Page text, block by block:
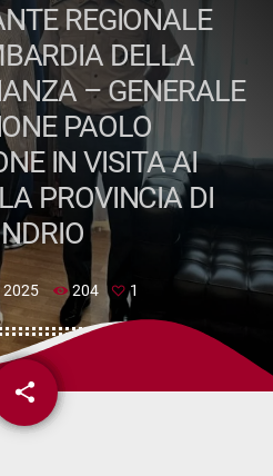
REGIONALE
DELLA
– GENERALE
PAOLO
IN VISITA AI
PROVINCIA DI
2025 204 1
share
email